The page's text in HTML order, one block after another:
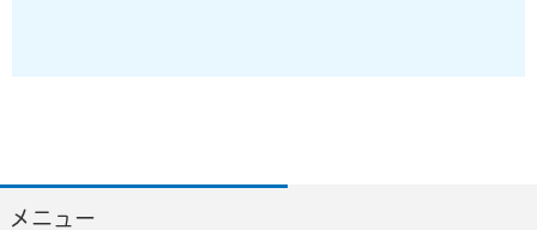
メニュー